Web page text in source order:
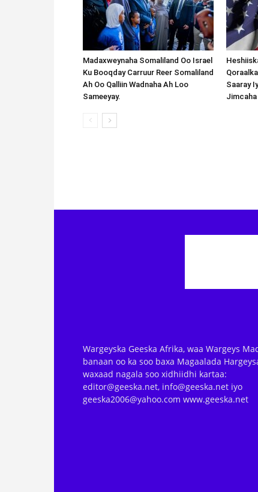
Madaxweynaha Somaliland Oo Israel
Ku Booqday Carruur Reer Somaliland
Ah Oo Qalliin Wadnaha Ah Loo
Sameeyay.
Saaray
Wargeyska Geeska Afrika, waa Wargeys
banaan oo ka soo baxa Magaalada
waxaad nagala soo xidhiidhi kartaa:
editor@geeska.net, info@geeska.net iyo
geeska2006@yahoo.com www.geeska.net